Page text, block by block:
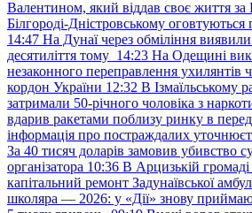
Валентином, який віддав своє життя за
Білгороді-Дністровському оговтуються
14:47 На Дунаї через обміління
десятиліття тому 14:23 На Одещині
незаконного переправлення ухилянтів
кордон України 12:32 В Ізмаїльському
затримали 50-річного чоловіка з
вдарив ракетами поблизу ринку в
інформація про постраждалих
За 40 тисяч доларів замовив убивство
організатора 10:36 В Арцизькій
капітальний ремонт Задунаївської
школяра — 2026: у «Дії» знову